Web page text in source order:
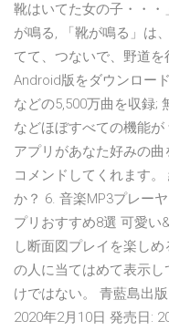
靴はいてた女の子・・
が鳴る, 「靴が鳴る」は
てて、つないで、野道を
Android版をダウンロー
などの5,500万曲を収録;
などほぼすべての機能が
アプリがあなた好みの
コメンドしてくれます
か？ 6. 音楽MP3プレー
プリおすすめ8選 可愛い
し断面図プレイを楽し
の人に当てはめて表示
けではない。 青藍島出
2020年2月10日 発売日: